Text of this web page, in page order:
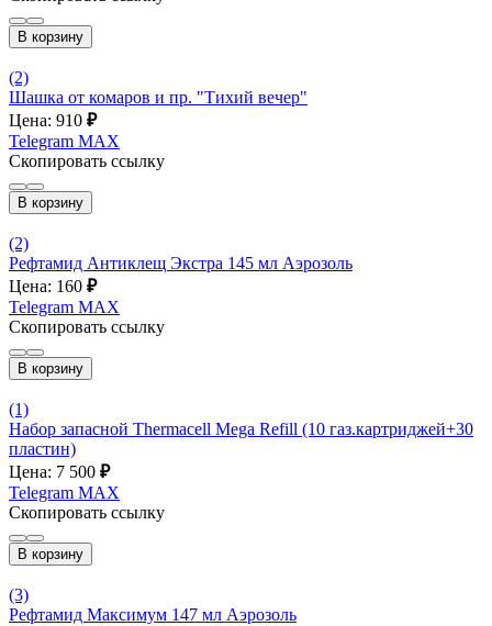
В корзину
(2)
Шашка от комаров и пр. "Тихий вечер"
Цена: 910 ₽
Telegram MAX
Скопировать ссылку
В корзину
(2)
Рефтамид Антиклещ Экстра 145 мл Аэрозоль
Цена: 160 ₽
Telegram MAX
Скопировать ссылку
В корзину
(1)
Набор запасной Thermacell Mega Refill (10 газ.картриджей+30
пластин)
Цена: 7 500 ₽
Telegram MAX
Скопировать ссылку
В корзину
(3)
Рефтамид Максимум 147 мл Аэрозоль